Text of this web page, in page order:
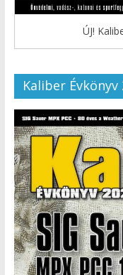
ÚJ!
Kaliber Évkönyv